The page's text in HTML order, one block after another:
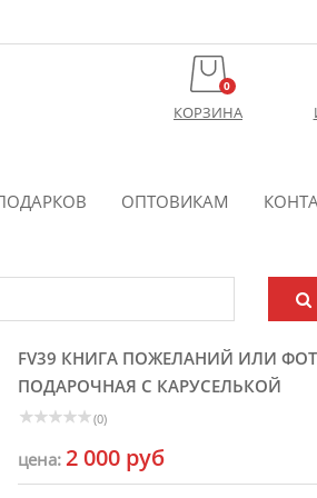
0
КОРЗИНА
ОПТОВИКАМ
FV39 КНИГА ПОЖЕЛАНИЙ ИЛИ
ПОДАРОЧНАЯ С КАРУСЕЛЬКОЙ
(0)
цена: 2 000 руб